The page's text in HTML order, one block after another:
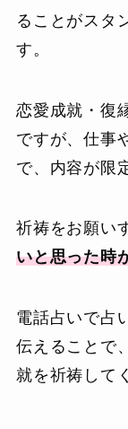
ることがスタ
す。
恋愛成就・復
ですが、仕事
で、内容が限
祈祷をお願い
いと思った時
電話占いで占
伝えることで
就を祈祷して